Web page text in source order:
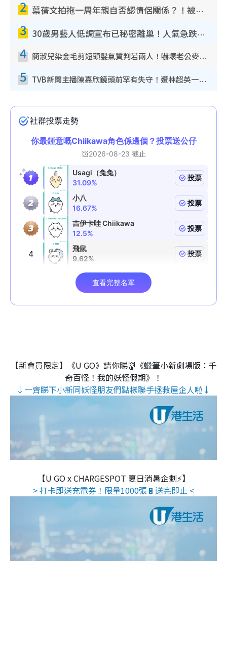
2 葉蒨文拍拖一周年親自否認情侶關係？！被質疑感情造假竟稱GM「普通同事」
3 30歲男藝人低調宣布已秘密離巢！人氣急跌變失蹤人口︰「這幾年過得並不容易」
4 簡淑兒染金毛剪短頭髮氣質判若兩人！嚇壞老公麥大力都認唔出：「你做咩事？」
5 TVB新聞主播陳嘉欣鏡頭前罕有失守！遭林超英一句說話突襲嚇親當場大笑
【新會員限定】《U GO》請你睇👹《蠟筆小新劇場版：千
奇百怪！我的妖怪假期》！
↓一齊睇下小新同妖怪朋友們點樣聯手拯救屋企人啦↓
【U GO x CHARGESPOT 夏日消暑企劃⚡】
> 打卡即送充電券！限量1000張🔋送完即止 <